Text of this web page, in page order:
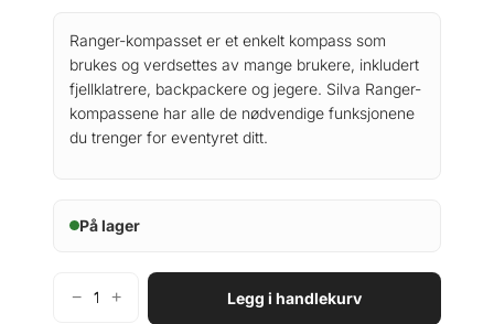
Ranger-kompasset er et enkelt kompass som
brukes og verdsettes av mange brukere, inkludert
fjellklatrere, backpackere og jegere. Silva Ranger-
kompassene har alle de nødvendige funksjonene
du trenger for eventyret ditt.
På lager
− + Legg i handlekurv